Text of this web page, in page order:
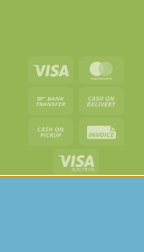
Visa
Bank
Cash
on
Pickup
Visa
Electron